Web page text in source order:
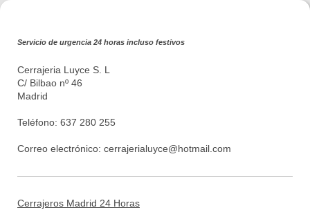
Servicio de urgencia 24 horas incluso festivos
Cerrajeria Luyce S. L
C/ Bilbao nº 46
Madrid
Teléfono: 637 280 255
Correo electrónico: cerrajerialuyce@hotmail.com
Cerrajeros Madrid 24 Horas